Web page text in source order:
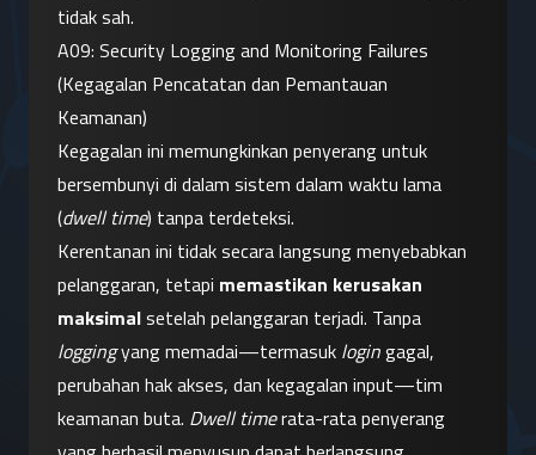
tidak sah.
A09: Security Logging and Monitoring Failures
(Kegagalan Pencatatan dan Pemantauan
Keamanan)
Kegagalan ini memungkinkan penyerang untuk
bersembunyi di dalam sistem dalam waktu lama
(dwell time) tanpa terdeteksi.
Kerentanan ini tidak secara langsung menyebabkan
pelanggaran, tetapi memastikan kerusakan
maksimal
logging yang memadai—termasuk login gagal,
perubahan hak akses, dan kegagalan input—tim
keamanan buta. Dwell time rata-rata penyerang